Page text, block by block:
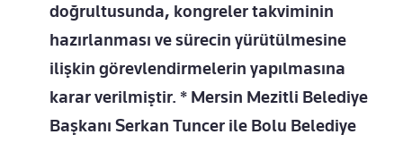
doğrultusunda, kongreler takviminin
hazırlanması ve sürecin yürütülmesine
ilişkin görevlendirmelerin yapılmasına
karar verilmiştir. * Mersin Mezitli Belediye
Başkanı Serkan Tuncer ile Bolu Belediye